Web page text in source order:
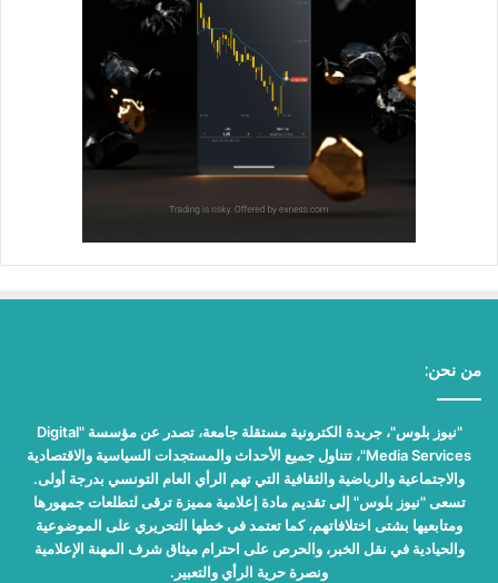
من نحن:
"نيوز بلوس"، جريدة الكترونية مستقلة جامعة، تصدر عن مؤسسة "Digital
Media Services"، تتناول جميع الأحداث والمستجدات السياسية والاقتصادية
والاجتماعية والرياضية والثقافية التي تهم الرأي العام التونسي بدرجة أولى.
تسعى "نيوز بلوس" إلى تقديم مادة إعلامية مميزة ترقى لتطلعات جمهورها
ومتابعيها بشتى اختلافاتهم، كما تعتمد في خطها التحريري على الموضوعية
والحيادية في نقل الخبر، والحرص على احترام ميثاق شرف المهنة الإعلامية
ونصرة حرية الرأي والتعبير.